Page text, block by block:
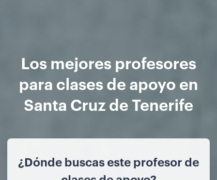
Los mejores profesores
para clases de apoyo en
Santa Cruz de Tenerife
¿Dónde buscas este profesor de